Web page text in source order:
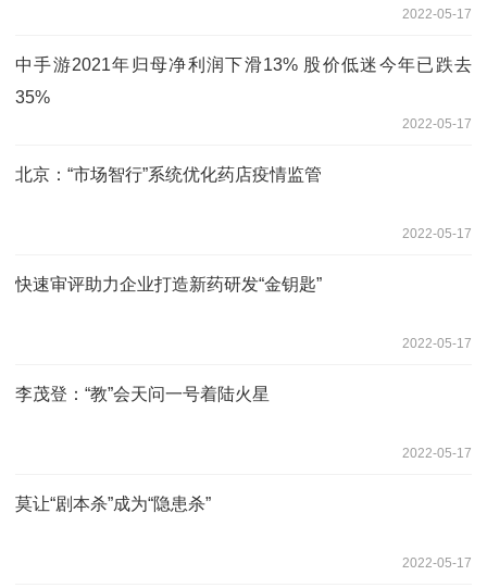
2022-05-17
中手游2021年归母净利润下滑13% 股价低迷今年已跌去
35%
2022-05-17
北京：“市场智行”系统优化药店疫情监管
2022-05-17
快速审评助力企业打造新药研发“金钥匙”
2022-05-17
李茂登：“教”会天问一号着陆火星
2022-05-17
莫让“剧本杀”成为“隐患杀”
2022-05-17